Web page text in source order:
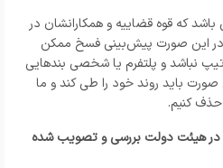
باشد که قوه قضاییه و همکارانشان در
در این صورت پیش‌بینی فسخ ممکن
تیپ نباشد و پلتفرم یا شخصی بندهایی
صورت باید روند خود را طی کند و ما
حذف کنیم.
در هیئت دولت بررسی و تصویب شده